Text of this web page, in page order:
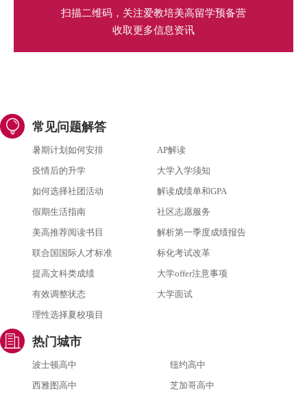
扫描二维码，关注爱教培美高留学预备营
收取更多信息资讯
常见问题解答
暑期计划如何安排
AP解读
疫情后的升学
大学入学须知
如何选择社团活动
解读成绩单和GPA
假期生活指南
社区志愿服务
美高推荐阅读书目
解析第一季度成绩报告
联合国国际人才标准
标化考试改革
提高文科类成绩
大学offer注意事项
有效调整状态
大学面试
理性选择夏校项目
热门城市
波士顿高中
纽约高中
西雅图高中
芝加哥高中